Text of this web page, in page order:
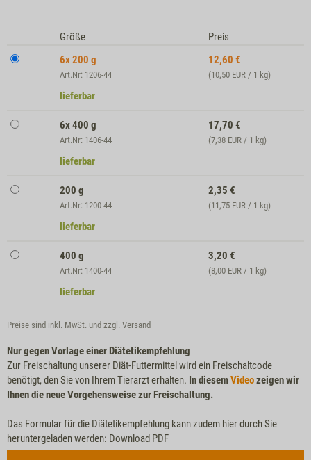
Größe
Preis
6x 200 g
Art.Nr: 1206-44
12,60 €
(10,50 EUR / 1 kg)
lieferbar
6x 400 g
Art.Nr: 1406-44
17,70 €
(7,38 EUR / 1 kg)
lieferbar
200 g
Art.Nr: 1200-44
2,35 €
(11,75 EUR / 1 kg)
lieferbar
400 g
Art.Nr: 1400-44
3,20 €
(8,00 EUR / 1 kg)
lieferbar
Preise sind inkl. MwSt. und zzgl. Versand
Nur gegen Vorlage einer Diätetikempfehlung
Zur Freischaltung unserer Diät-Futtermittel wird ein Freischaltcode
benötigt, den Sie von Ihrem Tierarzt erhalten. In diesemVideozeigen wir
Ihnen die neue Vorgehensweise zur Freischaltung.
Das Formular für die Diätetikempfehlung kann zudem hier durch Sie
heruntergeladen werden: Download PDF